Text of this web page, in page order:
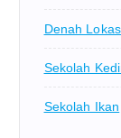
Denah
Sekolah
Sekolah Ikan